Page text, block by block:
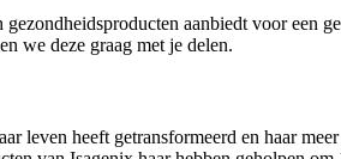
aanbiedt voor een
we deze graag met je delen.
leven heeft getransformeerd en haar